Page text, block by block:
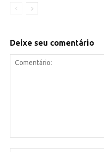
Deixe seu comentário